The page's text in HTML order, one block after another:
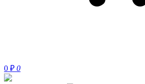
0 ₽ 0